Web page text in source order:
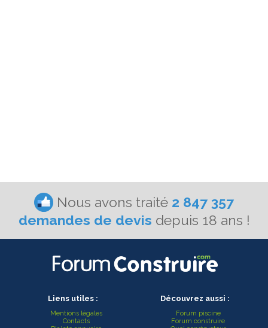
Nous avons traité 2 847 357
demandes de devis depuis 18 ans !
Liens utiles :
Mentions légales
Contacts
Découvrez aussi :
Forum piscine
Forum construire